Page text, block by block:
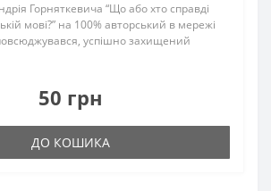
Горняткевича “Що або хто справді
мові?” на 100% авторський в мережі
успішно захищений
50 грн
ДО КОШИКА